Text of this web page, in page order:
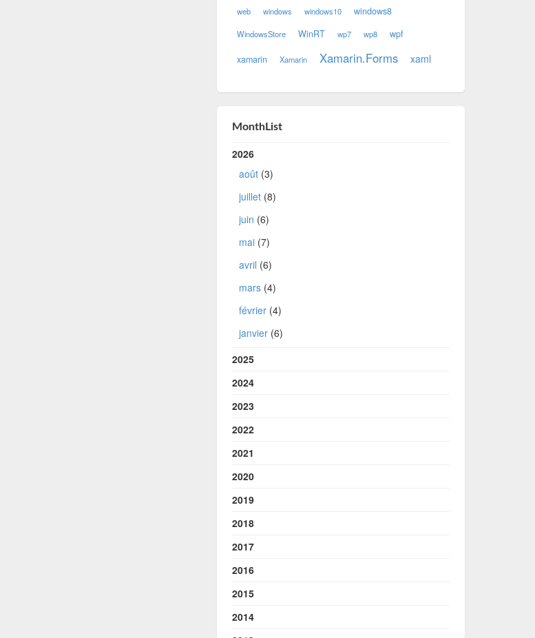
web windows windows10 windows8
WindowsStore WinRT wp7 wp8 wpf
xamarin Xamarin Xamarin.Forms xaml
MonthList
2026
août(3)
juillet(8)
juin (6)
mai(7)
avril (6)
mars(4)
février(4)
janvier(6)
2025
2024
2023
2022
2021
2020
2019
2018
2017
2016
2015
2014